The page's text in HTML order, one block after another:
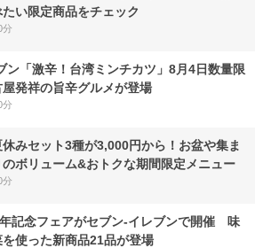
い限定商品をチェック
分
ン「激辛！台湾ミンチカツ」8月4日数量限
発祥の旨辛グルメが登場
分
みセット3種が3,000円から！お盆や集ま
のボリューム&おトクな期間限定メニュー
分
記念フェアがセブン-イレブンで開催 味
を使った新商品21品が登場